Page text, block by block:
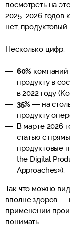
посмотреть на
2025–2026 годов
нет, продуктовый
Несколько цифр:
60%
продукту в
в 2022 году
35% — на
продукту
В марте 2026
статью с
продуктовые
the Digital
Approaches»).
Так что можно
вполне здоров —
применении
понимать.